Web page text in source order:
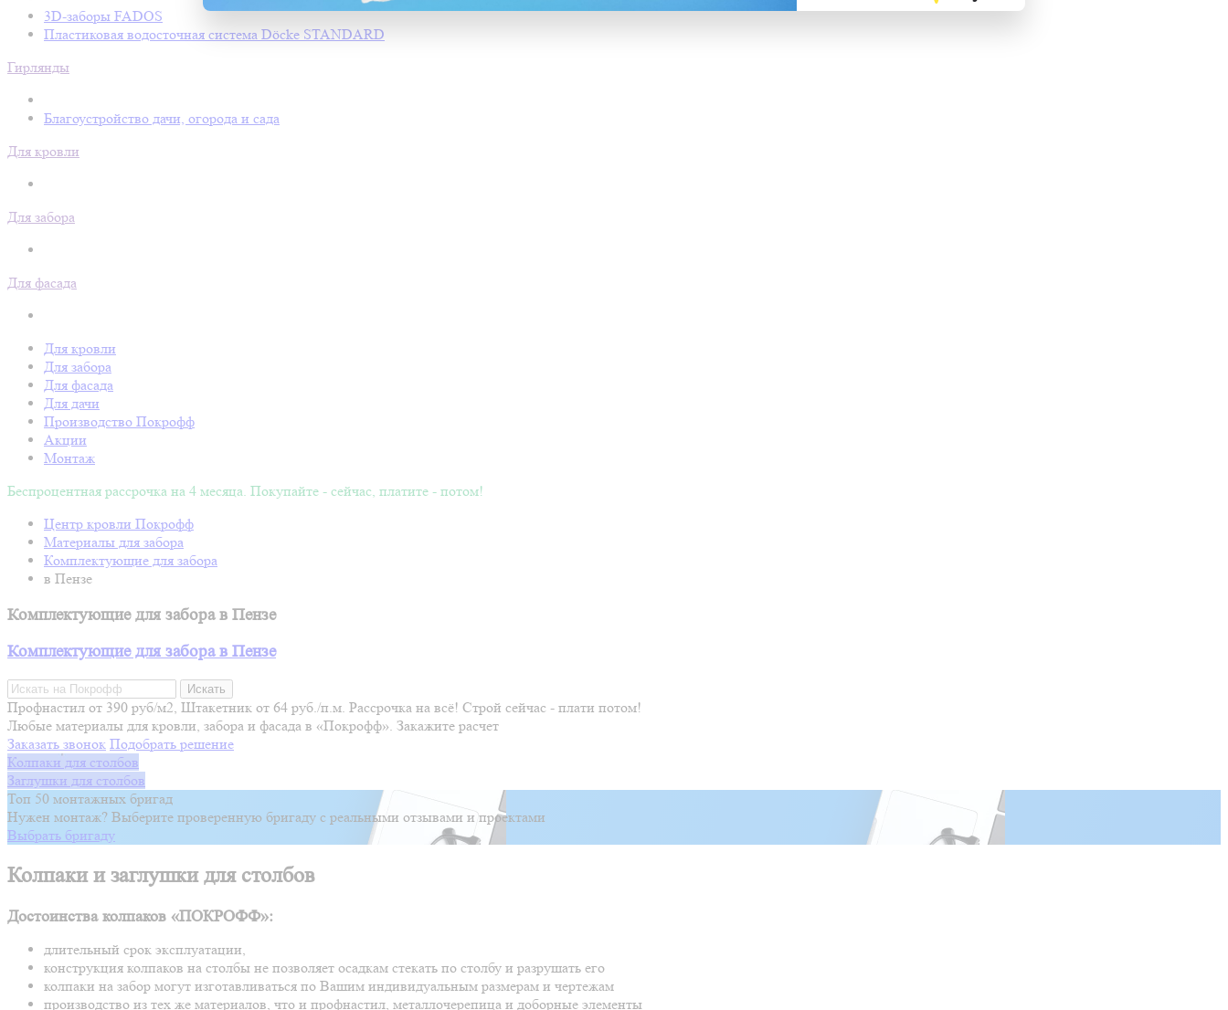
3D-заборы FADOS
Пластиковая водосточная система Döcke STANDARD
Гирлянды
Благоустройство дачи, огорода и сада
Для кровли
Для забора
Для фасада
Для кровли
Для забора
Для фасада
Для дачи
Производство Покрофф
Акции
Монтаж
Беспроцентная рассрочка на 4 месяца. Покупайте - сейчас, платите - потом!
Центр кровли Покрофф
Материалы для забора
Комплектующие для забора
в Пензе
Комплектующие для забора в Пензе
Комплектующие для забора в Пензе
Искать
Профнастил от 390 руб/м2, Штакетник от 64 руб./п.м. Рассрочка на всё! Строй сейчас - плати потом!
Любые материалы для кровли, забора и фасада в «Покрофф». Закажите расчет
Заказать звонок Подобрать решение
Колпаки для столбов
Заглушки для столбов
Топ 50 монтажных бригад
Нужен монтаж? Выберите проверенную бригаду с реальными отзывами и проектами
Выбрать бригаду
Колпаки и заглушки для столбов
Достоинства колпаков «ПОКРОФФ»:
длительный срок эксплуатации,
конструкция колпаков на столбы не позволяет осадкам стекать по столбу и разрушать его
колпаки на забор могут изготавливаться по Вашим индивидуальным размерам и чертежам
производство из тех же материалов, что и профнастил, металлочерепица и доборные элементы